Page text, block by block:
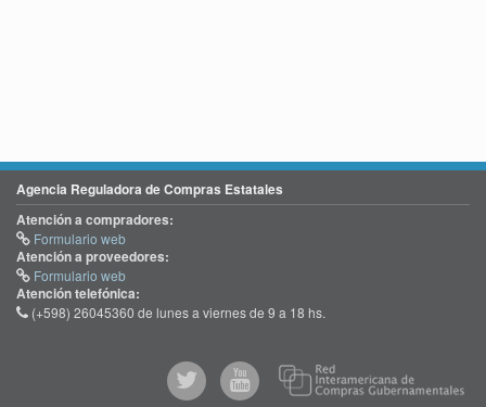
Agencia Reguladora de Compras Estatales
Atención a compradores:
Formulario web
Atención a proveedores:
Formulario web
Atención telefónica:
(+598) 26045360 de lunes a viernes de 9 a 18 hs.
@comprasgubuy
ACCE